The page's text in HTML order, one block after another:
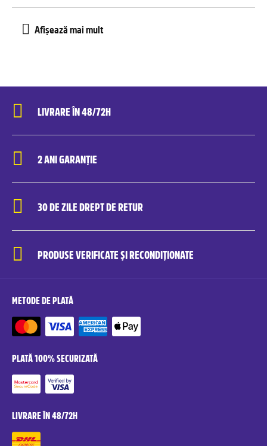
LIVRARE ÎN 48/72H
2 ANI GARANȚIE
30 DE ZILE DREPT DE RETUR
PRODUSE VERIFICATE ȘI RECONDIȚIONATE
METODE DE PLATĂ
PLATĂ 100% SECURIZATĂ
LIVRARE ÎN 48/72H